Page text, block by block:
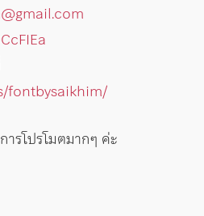
fontbysaikhim/
รโปรโมตมากๆ ค่ะ